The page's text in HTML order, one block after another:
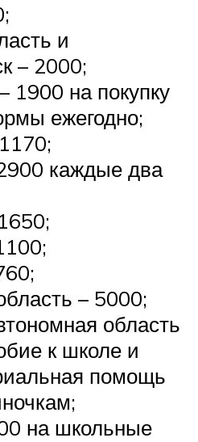
и
– 2000;
1900 на покупку
ежегодно;
каждые два
– 5000;
область
к школе и
помощь
на школьные